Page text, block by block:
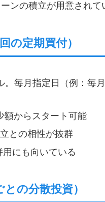
ンの積立が用意されて
の定期買付）
毎月指定日（例：毎
額からスタート可能
との相性が抜群
にも向いている
の分散投資）